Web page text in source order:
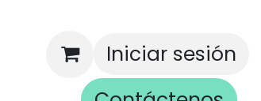
Iniciar sesión